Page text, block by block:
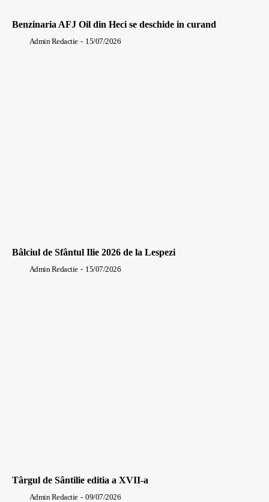
Benzinaria AFJ Oil din Heci se deschide in curand
Admin Redactie - 15/07/2026
Bâlciul de Sfântul Ilie 2026 de la Lespezi
Admin Redactie - 15/07/2026
Târgul de Sântilie editia a XVII-a
Admin Redactie - 09/07/2026